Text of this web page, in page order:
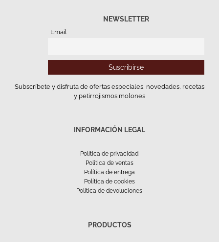
NEWSLETTER
Email
Subscríbete y disfruta de ofertas especiales, novedades, recetas
y petirrojismos molones
INFORMACIÓN LEGAL
Política de privacidad
Política de ventas
Política de entrega
Política de cookies
Política de devoluciones
PRODUCTOS